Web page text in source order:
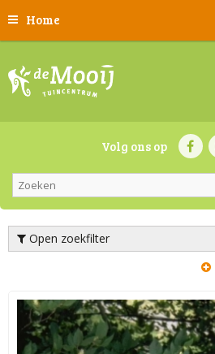
Home
Volg ons op
Open zoekfilter